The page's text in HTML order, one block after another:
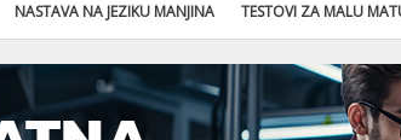
NASTAVA NA JEZIKU MANJINA TESTOVI ZA MALU